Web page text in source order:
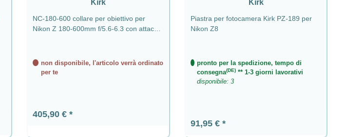
Kirk
NC-180-600 collare per obiettivo per
Nikon Z 180-600mm f/5.6-6.3 con attacco
non disponibile, l'articolo verrà ordinato
per te
Prezzo normale:
405,90 €
Kirk
Piastra per fotocamera Kirk PZ-189 per
Nikon Z8
pronto per la spedizione, tempo di
consegna(DE)** 1-3 giorni lavorativi
disponibile: 3
Prezzo normale:
91,95 €